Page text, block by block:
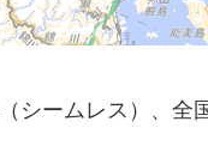
シームレス）、全